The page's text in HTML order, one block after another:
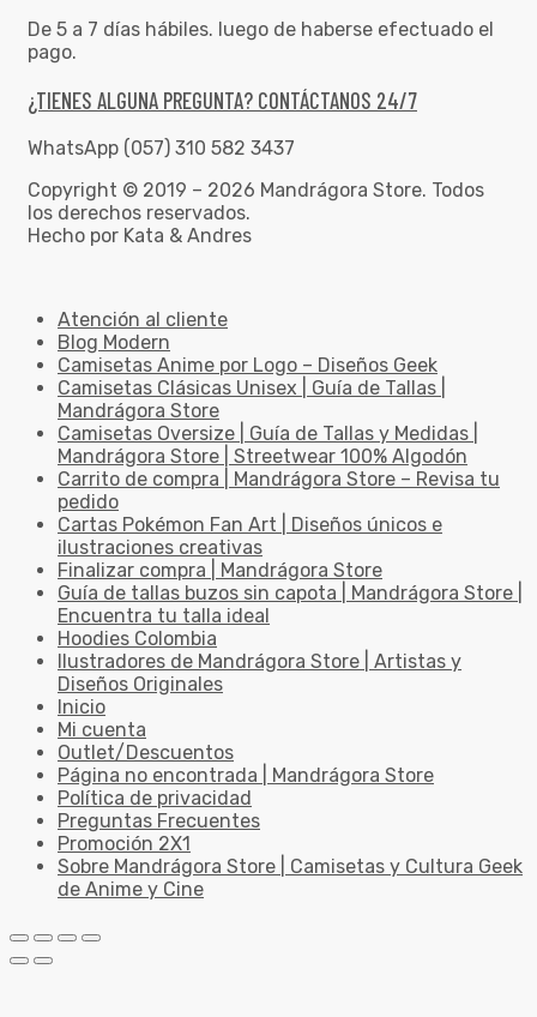
De 5 a 7 días hábiles. luego de haberse efectuado el
pago.
¿TIENES ALGUNA PREGUNTA? CONTÁCTANOS 24/7
WhatsApp (057) 310 582 3437
Copyright © 2019 – 2026 Mandrágora Store. Todos
los derechos reservados.
Hecho por Kata & Andres
Atención al cliente
Blog Modern
Camisetas Anime por Logo – Diseños Geek
Camisetas Clásicas Unisex | Guía de Tallas |
Mandrágora Store
Camisetas Oversize | Guía de Tallas y Medidas |
Mandrágora Store | Streetwear 100% Algodón
Carrito de compra | Mandrágora Store – Revisa tu
pedido
Cartas Pokémon Fan Art | Diseños únicos e
ilustraciones creativas
Finalizar compra | Mandrágora Store
Guía de tallas buzos sin capota | Mandrágora Store |
Encuentra tu talla ideal
Hoodies Colombia
Ilustradores de Mandrágora Store | Artistas y
Diseños Originales
Inicio
Mi cuenta
Outlet/Descuentos
Página no encontrada | Mandrágora Store
Política de privacidad
Preguntas Frecuentes
Promoción 2X1
Sobre Mandrágora Store | Camisetas y Cultura Geek
de Anime y Cine